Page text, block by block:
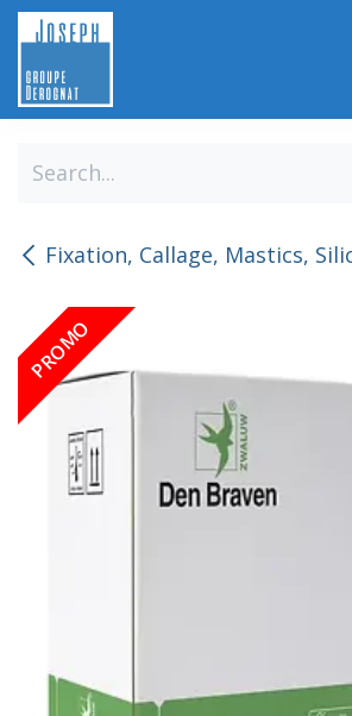
Skip to Content
Fixation, Callage, Mastics,
PROMO